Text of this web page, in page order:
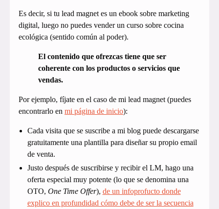
Es decir, si tu lead magnet es un ebook sobre marketing
digital, luego no puedes vender un curso sobre cocina
ecológica (sentido común al poder).
El contenido que ofrezcas tiene que ser
coherente con los productos o servicios que
vendas.
Por ejemplo, fíjate en el caso de mi lead magnet (puedes
encontrarlo en mi página de inicio):
Cada visita que se suscribe a mi blog puede descargarse
gratuitamente una plantilla para diseñar su propio email
de venta.
Justo después de suscribirse y recibir el LM, hago una
oferta especial muy potente (lo que se denomina una
OTO, One Time Offer), de un infoprofucto donde
explico en profundidad cómo debe de ser la secuencia